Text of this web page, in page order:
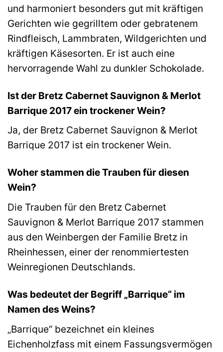
und harmoniert besonders gut mit kräftigen
Gerichten wie gegrilltem oder gebratenem
Rindfleisch, Lammbraten, Wildgerichten und
kräftigen Käsesorten. Er ist auch eine
hervorragende Wahl zu dunkler Schokolade.
Ist der Bretz Cabernet Sauvignon & Merlot
Barrique 2017 ein trockener Wein?
Ja, der Bretz Cabernet Sauvignon & Merlot
Barrique 2017 ist ein trockener Wein.
Woher stammen die Trauben für diesen
Wein?
Die Trauben für den Bretz Cabernet
Sauvignon & Merlot Barrique 2017 stammen
aus den Weinbergen der Familie Bretz in
Rheinhessen, einer der renommiertesten
Weinregionen Deutschlands.
Was bedeutet der Begriff „Barrique“ im
Namen des Weins?
„Barrique“ bezeichnet ein kleines
Eichenholzfass mit einem Fassungsvermögen